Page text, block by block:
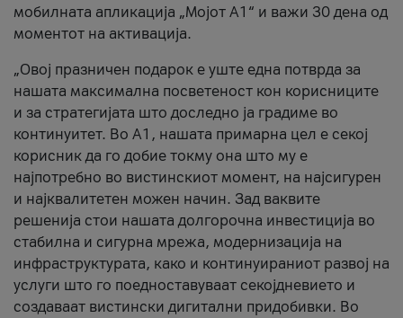
мобилната апликација „Мојот А1“ и важи 30 дена од
моментот на активација.
„Овој празничен подарок е уште една потврда за
нашата максимална посветеност кон корисниците
и за стратегијата што доследно ја градиме во
континуитет. Во А1, нашата примарна цел е секој
корисник да го добие токму она што му е
најпотребно во вистинскиот момент, на најсигурен
и најквалитетен можен начин. Зад ваквите
решенија стои нашата долгорочна инвестиција во
стабилна и сигурна мрежа, модернизација на
инфраструктурата, како и континуираниот развој на
услуги што го поедноставуваат секојдневието и
создаваат вистински дигитални придобивки. Во